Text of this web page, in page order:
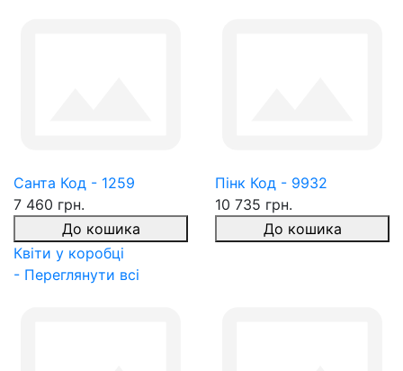
Санта Код - 1259
7 460 грн.
До кошика
Пінк Код - 9932
10 735 грн.
До кошика
Квіти у коробці
- Переглянути всі